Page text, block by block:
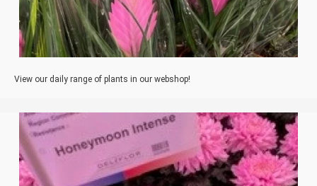
View our daily range of plants in our webshop!